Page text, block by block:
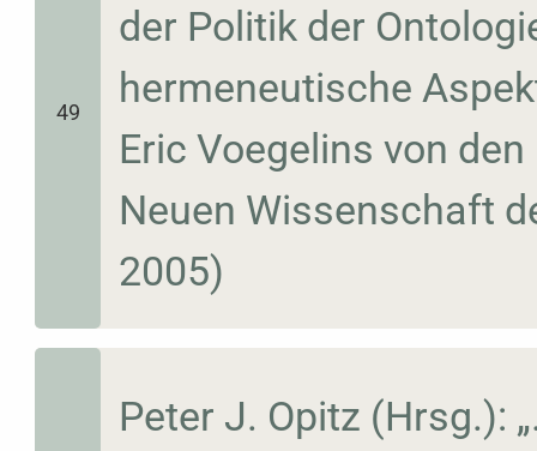
49
der Politik der
hermeneutische
Eric Voegelins von
Neuen Wissenschaft
2005)
Peter J. Opitz (Hrsg.):